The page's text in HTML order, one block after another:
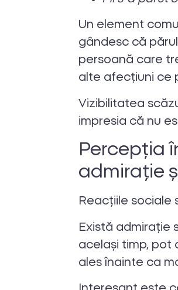
Un element
gândesc că
persoană care
alte afecțiuni ce
Vizibilitatea
impresia că nu
Percepția
admirație
Reacțiile sociale
Există admirație
același timp, pot
ales înainte ca